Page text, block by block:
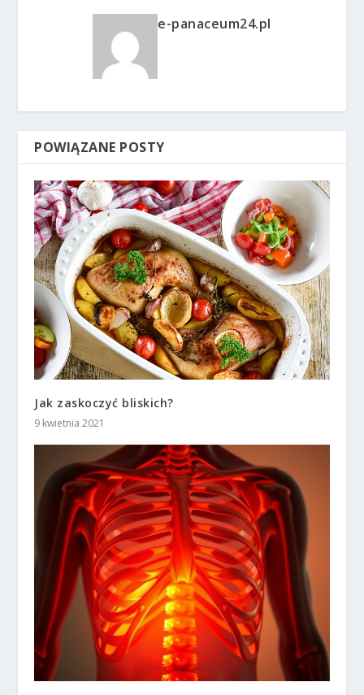
e-panaceum24.pl
POWIĄZANE POSTY
Jak zaskoczyć bliskich?
9 kwietnia 2021